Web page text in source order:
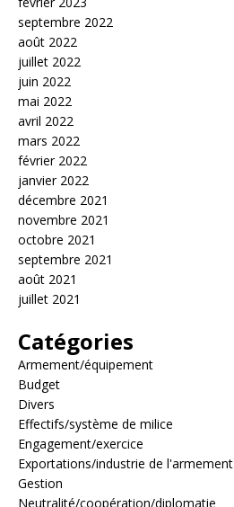
septembre 2022
août 2022
juillet 2022
juin 2022
mai 2022
avril 2022
mars 2022
février 2022
janvier 2022
décembre 2021
novembre 2021
octobre 2021
septembre 2021
août 2021
juillet 2021
Catégories
Armement/équipement
Budget
Divers
Effectifs/système de milice
Engagement/exercice
Exportations/industrie de l'armement
Gestion
Neutralité/coopération/diplomatie